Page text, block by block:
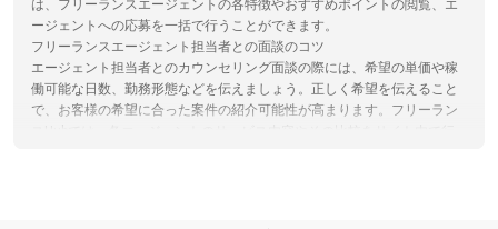
は、フリーランスエージェントの各特徴やおすすめポイントの閲覧、エ
ージェントへの応募を一括で行うことができます。
フリーランスエージェント担当者との面談のコツ
エージェント担当者とのカウンセリング面談の際には、希望の単価や稼
働可能な日数、勤務形態などを伝えましょう。正しく希望を伝えること
で、お客様の希望に合った案件の紹介可能性が高まります。フリーラン